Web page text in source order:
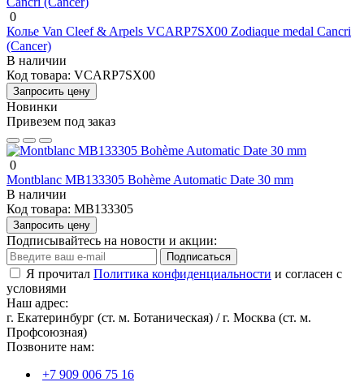
0
Колье Van Cleef & Arpels VCARP7SX00 Zodiaque medal Cancri
(Cancer)
В наличии
Код товара: VCARP7SX00
Запросить цену
Новинки
Привезем под заказ
0
Montblanc MB133305 Bohème Automatic Date 30 mm
В наличии
Код товара: MB133305
Запросить цену
Подписывайтесь на новости и акции:
Подписаться
Я прочитал Политика конфиденциальности и согласен с
условиями
Наш адрес:
г. Екатеринбург (ст. м. Ботаническая) / г. Москва (ст. м.
Профсоюзная)
Позвоните нам:
+7 909 006 75 16